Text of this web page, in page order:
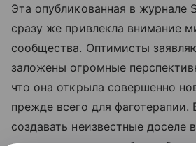
Эта опубликованная в журнале
сразу же привлекла внимание
сообщества. Оптимисты
заложены огромные
что она открыла совершенно
прежде всего для
создавать неизвестные доселе